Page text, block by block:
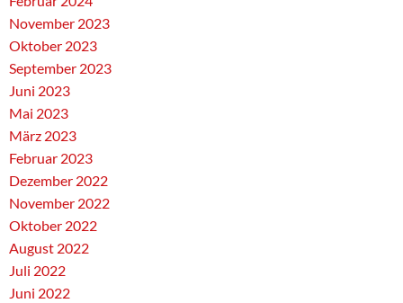
November 2023
Oktober 2023
September 2023
Juni 2023
Mai 2023
März 2023
Februar 2023
Dezember 2022
November 2022
Oktober 2022
August 2022
Juli 2022
Juni 2022